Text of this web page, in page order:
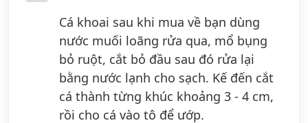
Cá khoai sau khi mua về bạn dùng
nước muối loãng rửa qua, mổ bụng
bỏ ruột, cắt bỏ đầu sau đó rửa lại
bằng nước lạnh cho sạch. Kế đến cắt
cá thành từng khúc khoảng 3 - 4 cm,
rồi cho cá vào tô để ướp.